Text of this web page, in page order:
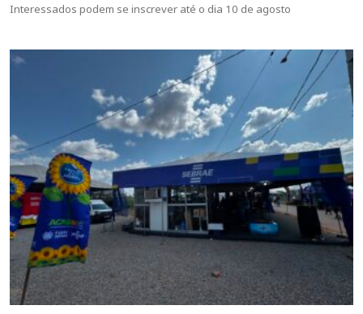
Interessados podem se inscrever até o dia 10 de agosto